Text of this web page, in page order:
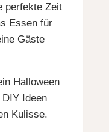
perfekte Zeit
Essen für
Gäste
Halloween
Ideen
Kulisse.